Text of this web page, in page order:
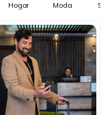
Hogar Moda